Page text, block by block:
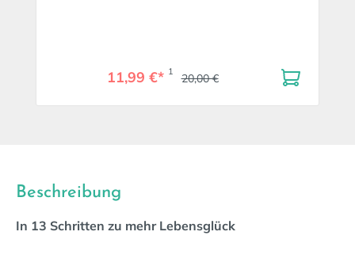
11,99 €* 1 20,00 €
Beschreibung
In 13 Schritten zu mehr Lebensglück